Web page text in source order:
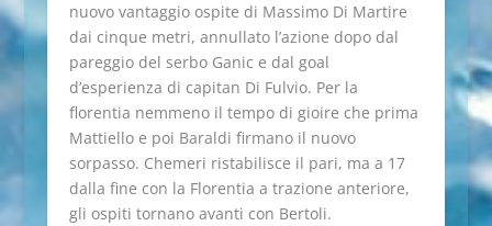
nuovo vantaggio ospite di Massimo Di Martire
dai cinque metri, annullato l’azione dopo dal
pareggio del serbo Ganic e dal goal
d’esperienza di capitan Di Fulvio. Per la
florentia nemmeno il tempo di gioire che prima
Mattiello e poi Baraldi firmano il nuovo
sorpasso. Chemeri ristabilisce il pari, ma a 17
dalla fine con la Florentia a trazione anteriore,
gli ospiti tornano avanti con Bertoli.